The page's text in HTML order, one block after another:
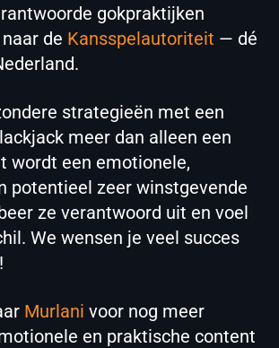
gokpraktijken
de Kansspelautoriteit — dé
strategieën met een
meer dan alleen een
wordt een emotionele,
potentieel zeer winstgevende
ze verantwoord uit en voel
We wensen je veel succes
Murlani voor nog meer
en praktische content